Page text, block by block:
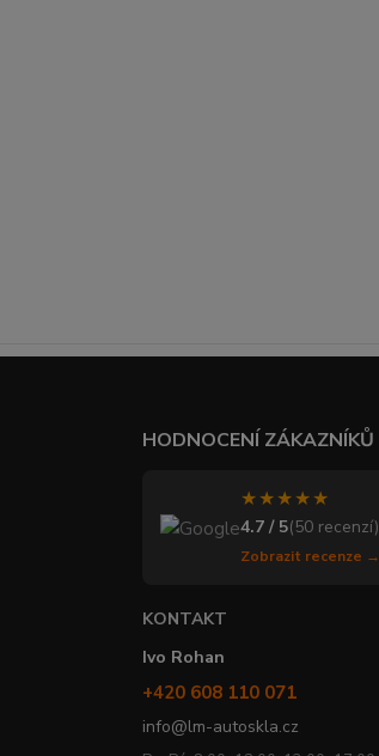
HODNOCENÍ ZÁKAZNÍKŮ
★★★★★
4.7 / 5(50 recenzí)
Zobrazit recenze →
KONTAKT
Ivo Rohan
+420 608 110 071
info@lm-autoskla.cz